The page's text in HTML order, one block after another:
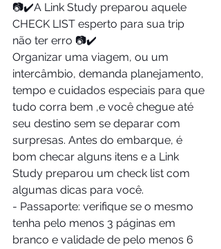
📷✔️A Link Study preparou aquele
CHECK LIST esperto para sua trip
não ter erro 📷✔️
Organizar uma viagem, ou um
intercâmbio, demanda planejamento,
tempo e cuidados especiais para que
tudo corra bem ,e você chegue até
seu destino sem se deparar com
surpresas. Antes do embarque, é
bom checar alguns itens e a Link
Study preparou um check list com
algumas dicas para você.
- Passaporte: verifique se o mesmo
tenha pelo menos 3 páginas em
branco e validade de pelo menos 6